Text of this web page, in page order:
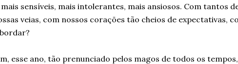
sensíveis, mais intolerantes, mais ansiosos. Com tantos
veias, com nossos corações tão cheios de expectativas,
esse ano, tão prenunciado pelos magos de todos os